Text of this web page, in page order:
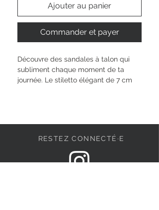
Ajouter au panier
Commander et payer
Découvre des sandales à talon qui
subliment chaque moment de ta
journée. Le stiletto élégant de 7 cm
légèreté d’une chaussure 100%
vegan signée Tamaris. La bride à
boucle assure maintien et élégance,
RESTEZ CONNECTÉ·E